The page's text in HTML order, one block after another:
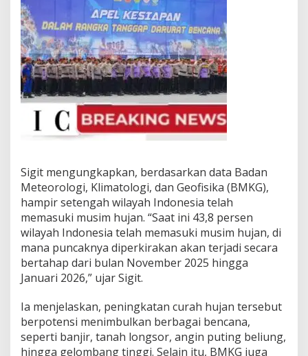
Sigit mengungkapkan, berdasarkan data Badan
Meteorologi, Klimatologi, dan Geofisika (BMKG),
hampir setengah wilayah Indonesia telah
memasuki musim hujan. “Saat ini 43,8 persen
wilayah Indonesia telah memasuki musim hujan, di
mana puncaknya diperkirakan akan terjadi secara
bertahap dari bulan November 2025 hingga
Januari 2026,” ujar Sigit.
Ia menjelaskan, peningkatan curah hujan tersebut
berpotensi menimbulkan berbagai bencana,
seperti banjir, tanah longsor, angin puting beliung,
hingga gelombang tinggi. Selain itu, BMKG juga